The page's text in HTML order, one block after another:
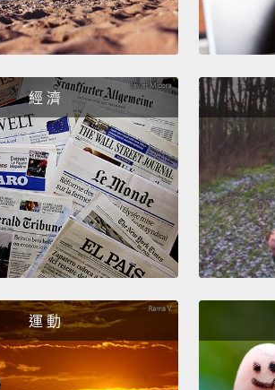
Rug pull
抽地毯
"A very wealthy investor in an
再來是「在 NFT 投入龐大資金的
PFP!
個人頭像!
Ooo! PFP actually means
thoughts?
Is it "Whale"?
經 濟
運 動